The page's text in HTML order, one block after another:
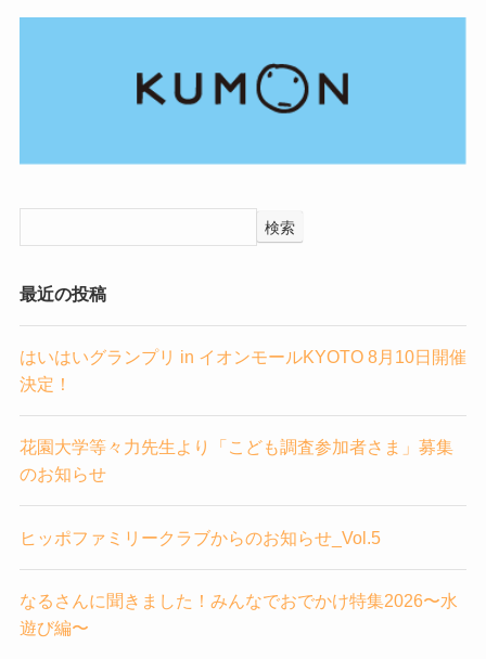
検索
最近の投稿
はいはいグランプリ in イオンモールKYOTO 8月10日開催
決定！
花園大学等々力先生より「こども調査参加者さま」募集
のお知らせ
ヒッポファミリークラブからのお知らせ_Vol.5
なるさんに聞きました！みんなでおでかけ特集2026〜水
遊び編〜